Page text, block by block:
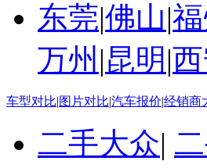
东莞|佛山|福
万州 |昆明 |
车型对比|图片对比|汽车报价|经销商
二手大众|